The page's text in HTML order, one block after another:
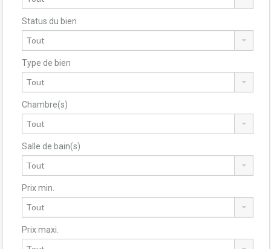
Status du bien
Type de bien
Chambre(s)
Salle de bain(s)
Prix min.
Prix maxi.